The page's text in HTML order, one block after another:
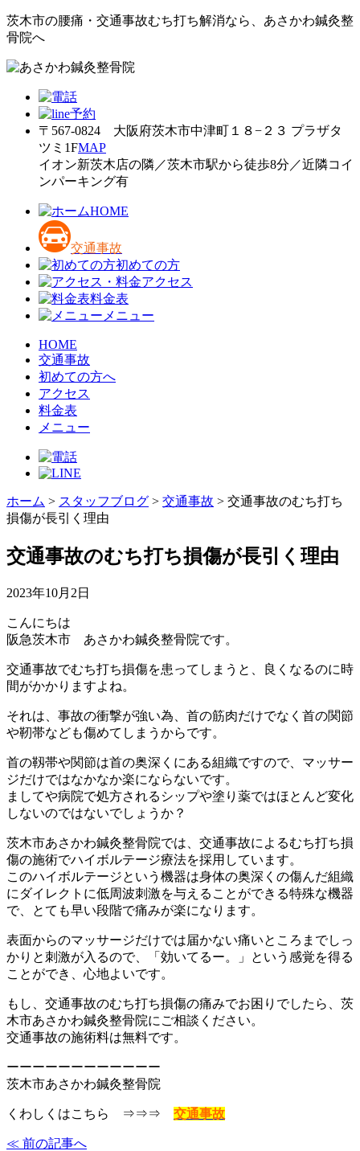
茨木市の腰痛・交通事故むち打ち解消なら、あさかわ鍼灸整
骨院へ
〒567-0824 大阪府茨木市中津町１８−２３ プラザタ
ツミ1FMAP
イオン新茨木店の隣／茨木市駅から徒歩8分／近隣コイ
ンパーキング有
HOME
交通事故
初めての方
アクセス
料金表
メニュー
HOME
交通事故
初めての方へ
アクセス
料金表
メニュー
ホーム > スタッフブログ > 交通事故 > 交通事故のむち打ち
損傷が長引く理由
交通事故のむち打ち損傷が長引く理由
2023年10月2日
こんにちは
阪急茨木市 あさかわ鍼灸整骨院です。
交通事故でむち打ち損傷を患ってしまうと、良くなるのに時
間がかかりますよね。
それは、事故の衝撃が強い為、首の筋肉だけでなく首の関節
や靭帯なども傷めてしまうからです。
首の靱帯や関節は首の奥深くにある組織ですので、マッサー
ジだけではなかなか楽にならないです。
ましてや病院で処方されるシップや塗り薬ではほとんど変化
しないのではないでしょうか？
茨木市あさかわ鍼灸整骨院では、交通事故によるむち打ち損
傷の施術でハイボルテージ療法を採用しています。
このハイボルテージという機器は身体の奥深くの傷んだ組織
にダイレクトに低周波刺激を与えることができる特殊な機器
で、とても早い段階で痛みが楽になります。
表面からのマッサージだけでは届かない痛いところまでしっ
かりと刺激が入るので、「効いてるー。」という感覚を得る
ことができ、心地よいです。
もし、交通事故のむち打ち損傷の痛みでお困りでしたら、茨
木市あさかわ鍼灸整骨院にご相談ください。
交通事故の施術料は無料です。
ーーーーーーーーーーーー
茨木市あさかわ鍼灸整骨院
くわしくはこちら ⇒⇒⇒ 交通事故
≪ 前の記事へ